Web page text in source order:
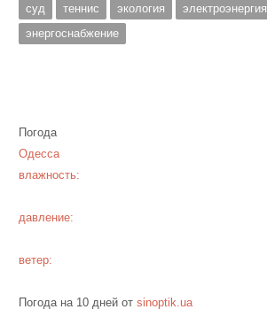
суд
теннис экология
электроэнергия
энергоснабжение
Погода
Одесса
влажность:
давление:
ветер:
Погода на 10 дней от sinoptik.ua